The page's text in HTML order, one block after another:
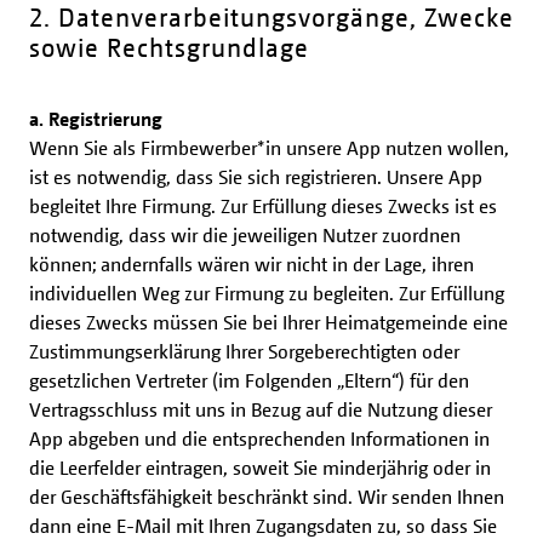
2. Datenverarbeitungsvorgänge, Zwecke
sowie Rechtsgrundlage
a. Registrierung
Wenn Sie als Firmbewerber*in unsere App nutzen wollen,
ist es notwendig, dass Sie sich registrieren. Unsere App
begleitet Ihre Firmung. Zur Erfüllung dieses Zwecks ist es
notwendig, dass wir die jeweiligen Nutzer zuordnen
können; andernfalls wären wir nicht in der Lage, ihren
individuellen Weg zur Firmung zu begleiten. Zur Erfüllung
dieses Zwecks müssen Sie bei Ihrer Heimatgemeinde eine
Zustimmungserklärung Ihrer Sorgeberechtigten oder
gesetzlichen Vertreter (im Folgenden „Eltern“) für den
Vertragsschluss mit uns in Bezug auf die Nutzung dieser
App abgeben und die entsprechenden Informationen in
die Leerfelder eintragen, soweit Sie minderjährig oder in
der Geschäftsfähigkeit beschränkt sind. Wir senden Ihnen
dann eine E-Mail mit Ihren Zugangsdaten zu, so dass Sie